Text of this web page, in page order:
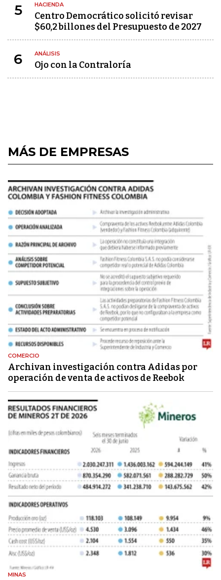
5 HACIENDA
Centro Democrático solicitó revisar
$60,2 billones del Presupuesto de 2027
6 ANÁLISIS
Ojo con la Contraloría
MÁS DE EMPRESAS
COMERCIO
Archivan investigación contra Adidas por
operación de venta de activos de Reebok
MINAS